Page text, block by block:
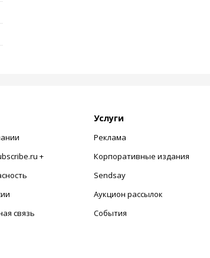
+
связь
Услуги
Реклама
Корпоративные издания
Sendsay
Аукцион рассылок
События